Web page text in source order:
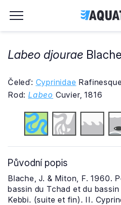
Labeo djourae
Čeleď: Cyprinidae
Rod: Labeo Cuvier, 1816
Původní popis
Blache, J. & Miton, F. 1960.
bassin du Tchad et du
Kebbi. (suite et fin). II.